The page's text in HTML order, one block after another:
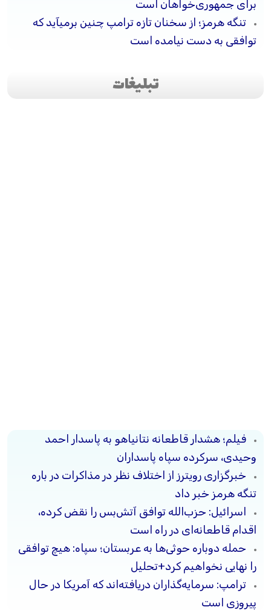
برای جمهوری‌خواهان است
تنگه هرمز؛ از سخنان تازه ترامپ چنین برمیآید که
توافقی به دست نیامده است
تبلیغات
فیلم؛ هشدار قاطعانه نتانیاهو به پاسدار احمد
وحیدی، سرکرده سپاه پاسداران
خبرگزاری رویترز از اختلاف نظر در مذاکرات در باره
تنگه هرمز خبر داد
اسرائیل: حزب‌الله توافق آتش‌بس را نقض کرده،
اقدام قاطعانه‌ای در راه است
حمله دوباره حوثی‌ها به عربستان؛ سپاه: هیچ توافقی
را نهایی نخواهیم کرد+تحلیل
ترامپ: سرمایه‌گذاران دریافته‌اند که آمریکا در حال
پیروزی است